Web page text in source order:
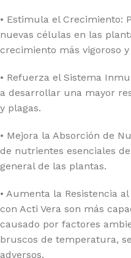
• Estimula el Crecimiento:
nuevas células en las
crecimiento más vigoroso
• Refuerza el Sistema
a desarrollar una mayor
y plagas.
• Mejora la Absorción de
de nutrientes esenciales
general de las plantas.
• Aumenta la Resistencia
con Acti Vera son más
causado por factores
bruscos de temperatura,
adversos.